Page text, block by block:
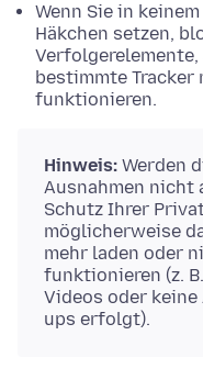
Wenn Sie in
Häkchen setzen,
bestimmte
funktionieren.
Hinweis: Werden
Ausnahmen nicht
Schutz Ihrer
möglicherweise
mehr laden oder
funktionieren (z.
Videos oder keine
ups erfolgt).